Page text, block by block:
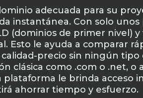
adecuada para su
instantánea. Con solo unos
(dominios de primer nivel) y
Esto le ayuda a comparar
precio sin ningún tipo
clásica como .com o .net, o
plataforma le brinda acceso
ahorrar tiempo y esfuerzo.